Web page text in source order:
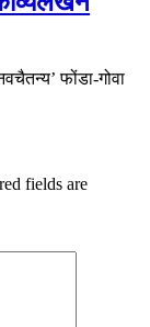
फोंडा-गोवा
fields are